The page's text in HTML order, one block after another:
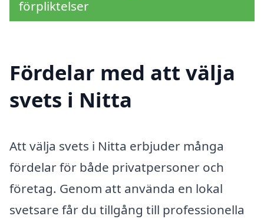
förpliktelser
Fördelar med att välja
svets i Nitta
Att välja svets i Nitta erbjuder många
fördelar för både privatpersoner och
företag. Genom att använda en lokal
svetsare får du tillgång till professionella